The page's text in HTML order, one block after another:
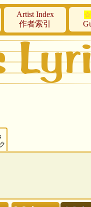
Artist Index
作者索引